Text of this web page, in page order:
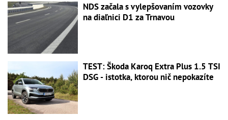
NDS začala s vylepšovaním vozovky
na diaľnici D1 za Trnavou
TEST: Škoda Karoq Extra Plus 1.5 TSI
DSG - istotka, ktorou nič nepokazíte